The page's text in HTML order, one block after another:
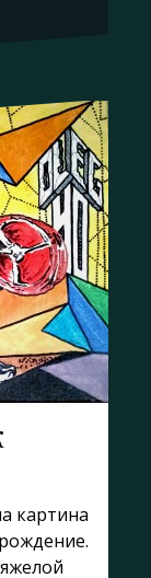
картина